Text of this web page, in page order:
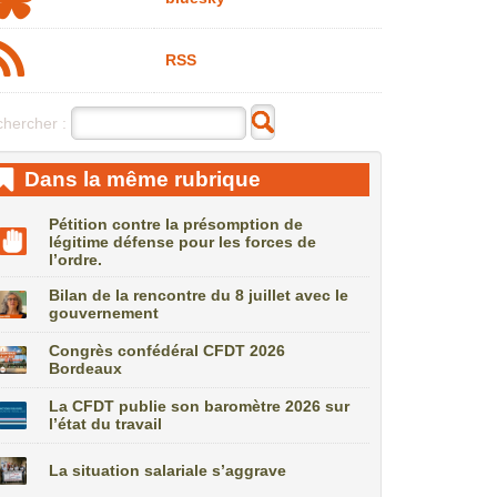
RSS
:
Dans la même rubrique
Pétition contre la présomption de
légitime défense pour les forces de
l’ordre.
Bilan de la rencontre du 8 juillet avec le
gouvernement
Congrès confédéral CFDT 2026
Bordeaux
La CFDT publie son baromètre 2026 sur
l’état du travail
La situation salariale s’aggrave